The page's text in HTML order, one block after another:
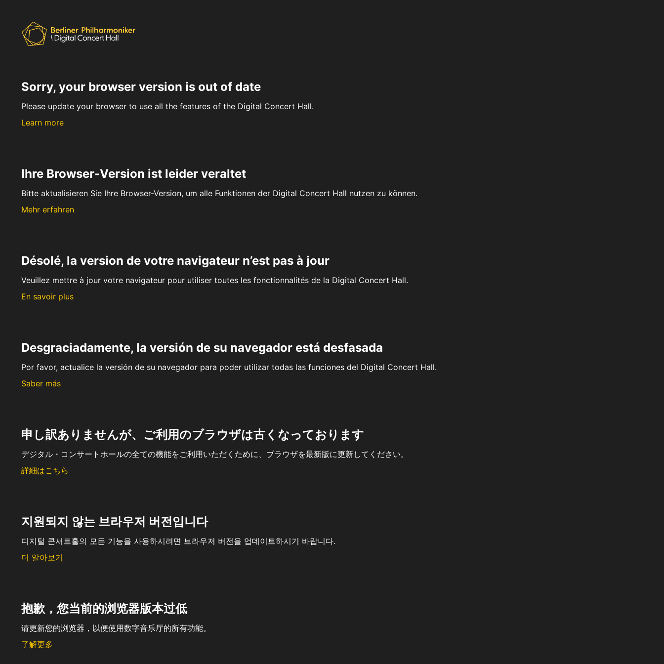
Sorry, your browser version is out of date
Please update your browser to use all the features of the Digital Concert Hall.
Learn more
Ihre Browser-Version ist leider veraltet
Bitte aktualisieren Sie Ihre Browser-Version, um alle Funktionen der Digital Concert Hall nutzen zu können.
Mehr erfahren
Désolé, la version de votre navigateur n’est pas à jour
Veuillez mettre à jour votre navigateur pour utiliser toutes les fonctionnalités de la Digital Concert Hall.
En savoir plus
Desgraciadamente, la versión de su navegador está desfasada
Por favor, actualice la versión de su navegador para poder utilizar todas las funciones del Digital Concert Hall.
Saber más
申し訳ありませんが、ご利用のブラウザは古くなっております
デジタル・コンサートホールの全ての機能をご利用いただくために、ブラウザを最新版に更新してください。
詳細はこちら
지원되지 않는 브라우저 버전입니다
디지털 콘서트홀의 모든 기능을 사용하시려면 브라우저 버전을 업데이트하시기 바랍니다.
더 알아보기
抱歉，您当前的浏览器版本过低
请更新您的浏览器，以便使用数字音乐厅的所有功能。
了解更多